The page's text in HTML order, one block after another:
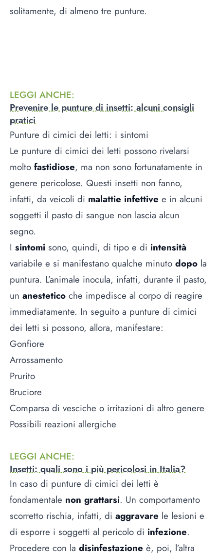
solitamente, di almeno tre punture.
LEGGI ANCHE:
Prevenire le punture di insetti: alcuni consigli
pratici
Punture di cimici dei letti: i sintomi
Le punture di cimici dei letti possono rivelarsi
molto fastidiose, ma non sono fortunatamente in
genere pericolose. Questi insetti non fanno,
infatti, da veicoli di malattie infettive e in alcuni
soggetti il pasto di sangue non lascia alcun
segno.
I sintomi sono, quindi, di tipo e di intensità
variabile e si manifestano qualche minuto dopo la
puntura. L’animale inocula, infatti, durante il pasto,
un anestetico che impedisce al corpo di reagire
immediatamente. In seguito a punture di cimici
dei letti si possono, allora, manifestare:
Gonfiore
Arrossamento
Prurito
Bruciore
Comparsa di vesciche o irritazioni di altro genere
Possibili reazioni allergiche
LEGGI ANCHE:
Insetti: quali sono i più pericolosi in Italia?
In caso di punture di cimici dei letti è
fondamentale non grattarsi. Un comportamento
scorretto rischia, infatti, di aggravare le lesioni e
di esporre i soggetti al pericolo di infezione.
Procedere con la disinfestazione è, poi, l’altra